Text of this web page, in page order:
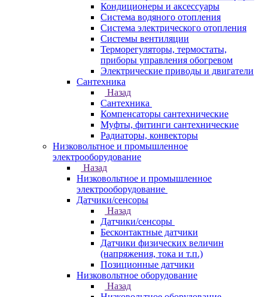
Кондиционеры и аксессуары
Система водяного отопления
Система электрического отопления
Системы вентиляции
Терморегуляторы, термостаты,
приборы управления обогревом
Электрические приводы и двигатели
Сантехника
Назад
Сантехника
Компенсаторы сантехнические
Муфты, фитинги сантехнические
Радиаторы, конвекторы
Низковольтное и промышленное
электрооборудование
Назад
Низковольтное и промышленное
электрооборудование
Датчики/сенсоры
Назад
Датчики/сенсоры
Бесконтактные датчики
Датчики физических величин
(напряжения, тока и т.п.)
Позиционные датчики
Низковольтное оборудование
Назад